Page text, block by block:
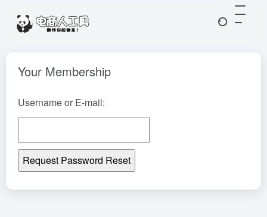
Your Membership
Username or E-mail: